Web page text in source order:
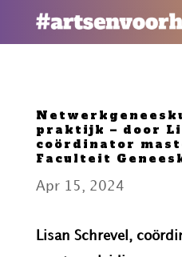
praktijk – door
coördinator
Faculteit
Apr 15, 2024
Lisan Schrevel,